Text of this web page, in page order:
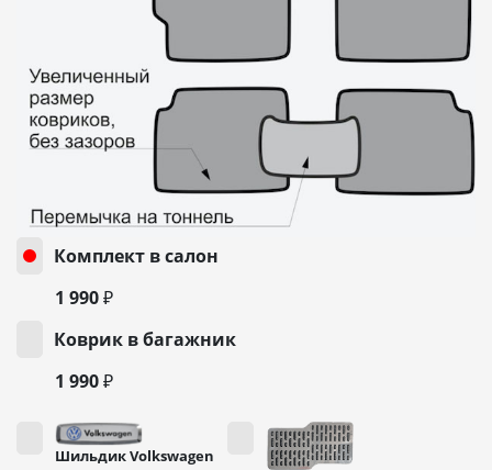
Комплект в салон
1 990 ₽
Коврик в багажник
1 990 ₽
Шильдик Volkswagen